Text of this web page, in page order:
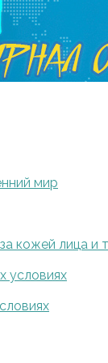
мир
кожей лица и
условиях